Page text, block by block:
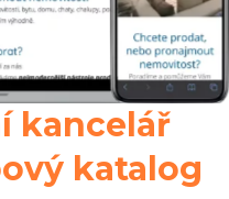
kancelář
katalog